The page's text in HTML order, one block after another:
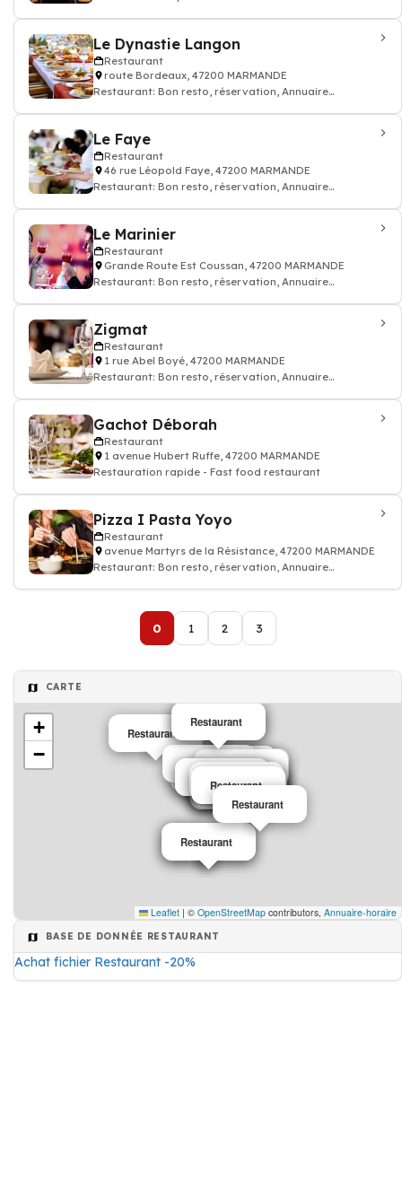
Le Dynastie Langon
Restaurant
route Bordeaux, 47200 MARMANDE
Restaurant: Bon resto, réservation, Annuaire
Le Faye
Restaurant
46 rue Léopold Faye, 47200 MARMANDE
Restaurant: Bon resto, réservation, Annuaire
Le Marinier
Restaurant
Grande Route Est Coussan, 47200 MARMANDE
Restaurant: Bon resto, réservation, Annuaire
Zigmat
Restaurant
1 rue Abel Boyé, 47200 MARMANDE
Restaurant: Bon resto, réservation, Annuaire
Gachot Déborah
Restaurant
1 avenue Hubert Ruffe, 47200 MARMANDE
Restauration rapide - Fast food restaurant
Pizza I Pasta Yoyo
Restaurant
avenue Martyrs de la Résistance, 47200 MARMANDE
Restaurant: Bon resto, réservation, Annuaire
0 1 2 3
CARTE
Restaurant
Restaurant
Restaurant
Restaurant
Restaurant
Restaurant
Restaurant
Restaurant
Restaurant
RestaurantRestaurant
Restaurant
Restaurant
Restaurant
Restaurant
Restaurant
Restaurant
Restaurant
+
−
Leaflet | © OpenStreetMap contributors, Annuaire-horaire
BASE DE DONNÉE RESTAURANT
Achat fichier Restaurant -20%